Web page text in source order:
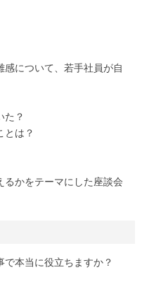
について、若手社員が自
た？
とは？
るかをテーマにした座談会
本当に役立ちますか？